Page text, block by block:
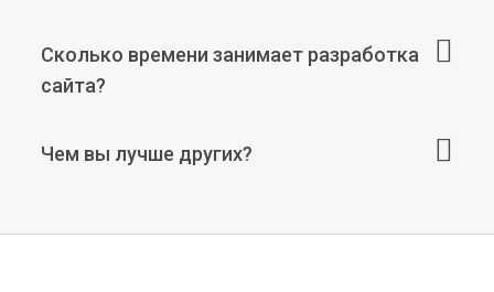
Сколько времени занимает разработка
сайта?
Чем вы лучше других?